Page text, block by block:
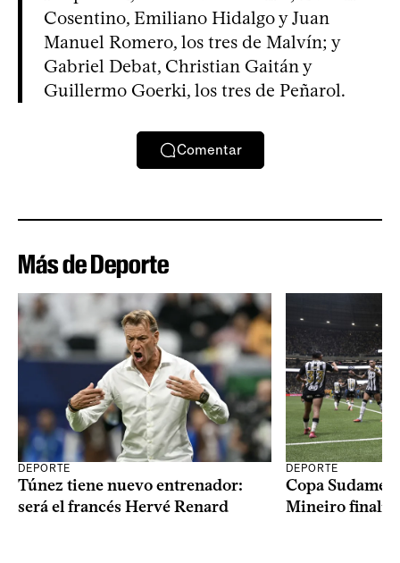
Cosentino, Emiliano Hidalgo y Juan
Manuel Romero, los tres de Malvín; y
Gabriel Debat, Christian Gaitán y
Guillermo Goerki, los tres de Peñarol.
Comentar
Más de Deporte
DEPORTE
Túnez tiene nuevo entrenador:
será el francés Hervé Renard
DEPORTE
Copa
Mineiro